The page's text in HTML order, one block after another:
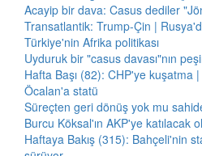
Acayip bir dava: Casus dediler
Transatlantik: Trump-Çin |
Türkiye'nin Afrika politikası
Uyduruk bir "casus davası"nın
Hafta Başı (82): CHP'ye kuşatma
Öcalan'a statü
Süreçten geri dönüş yok mu
Burcu Köksal'ın AKP'ye katılacak
Haftaya Bakış (315): Bahçeli'nin